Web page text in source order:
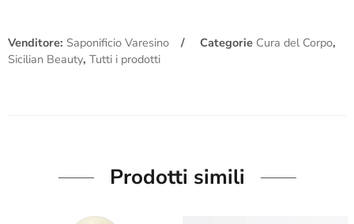
Venditore: Saponificio Varesino Categorie Cura del Corpo,
Sicilian Beauty, Tutti i prodotti
Prodotti simili